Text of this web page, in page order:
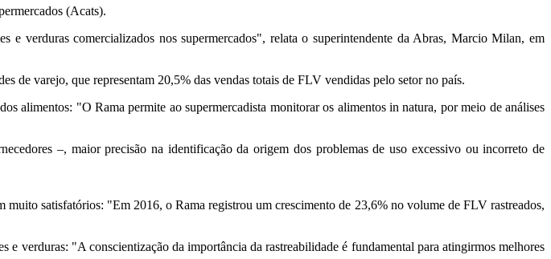
(Acats).
verduras comercializados nos supermercados", relata o superintendente da Abras, Marcio Milan, em
de varejo, que representam 20,5% das vendas totais de FLV vendidas pelo setor no país.
alimentos: "O Rama permite ao supermercadista monitorar os alimentos in natura, por meio de análises
–, maior precisão na identificação da origem dos problemas de uso excessivo ou incorreto de
satisfatórios: "Em 2016, o Rama registrou um crescimento de 23,6% no volume de FLV rastreados,
verduras: "A conscientização da importância da rastreabilidade é fundamental para atingirmos melhores